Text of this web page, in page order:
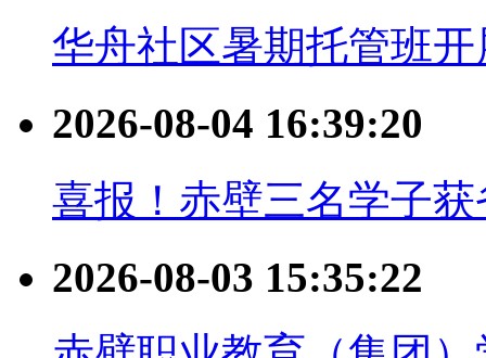
华舟社区暑期托管班
2026-08-04 16:39:20
喜报！赤壁三名学子
2026-08-03 15:35:22